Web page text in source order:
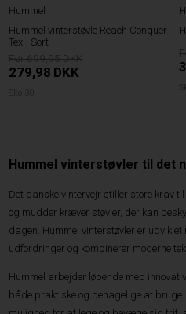
Hummel
Hummel vinterstøvle Reach Conquer
Tex - Sort
699,95
279,98 DKK
Sko 30
Hummel vinterstøvler til det
Det danske vintervejr stiller store krav
og mudder kræver støvler, der kan
dagen. Hummel vinterstøvler er
udfordringer og kombinerer moderne
Hummel arbejder løbende med
både praktiske og behagelige at